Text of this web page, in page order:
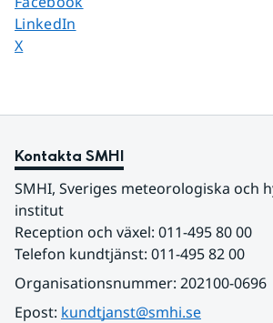
Dela sidan på
LinkedIn
Dela sidan på
X
Kontakta SMHI
SMHI, Sveriges meteorologiska och
institut
Reception och växel: 011-495 80 00
Telefon kundtjänst: 011-495 82 00
Organisationsnummer: 202100-0696
Epost: kundtjanst@smhi.se